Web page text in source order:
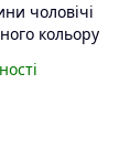
чоловічі
кольору